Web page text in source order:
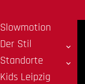
Slowmotion
Der Stil
Standorte
Kids Leipzig